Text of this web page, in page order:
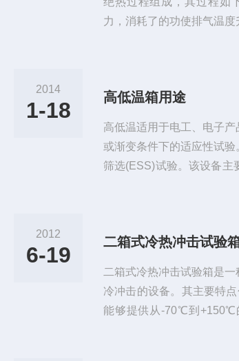
力，消耗了的功使排气温
的。制冷系统的设计应用
2014
1-18
高低温箱用途
高低温适用于电工、电子
或渐变条件下的适应性试
筛选(ESS)试验。该设备主
后，通过检测，来判断产品
2012
6-19
二箱式冷热冲击试验
二箱式冷热冲击试验箱是
冷冲击的设备。其主要特
能够提供从-70℃到+150℃